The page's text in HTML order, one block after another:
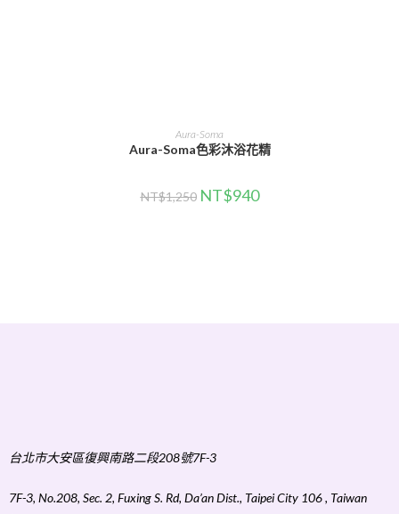
選擇規格
Aura-Soma
Aura-Soma色彩沐浴花精
NT$1,250 NT$940
台北市大安區復興南路二段208號7F-3
7F-3, No.208, Sec. 2, Fuxing S. Rd, Da’an Dist., Taipei City 106 , Taiwan